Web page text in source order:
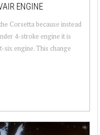
ENGINE
Corsetta because instead
4-stroke engine it is
engine. This change